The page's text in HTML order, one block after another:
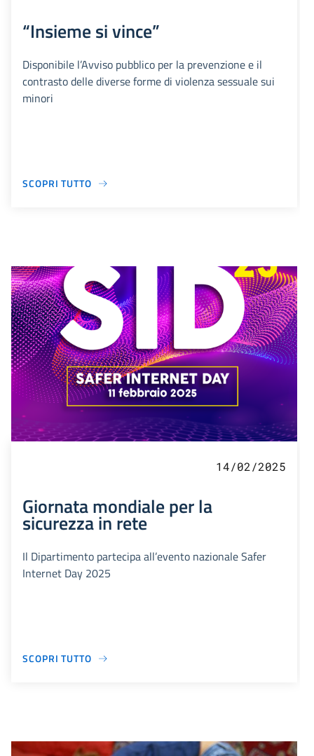
“Insieme si vince”
Disponibile l’Avviso pubblico per la prevenzione e il
contrasto delle diverse forme di violenza sessuale sui
minori
SCOPRI TUTTO
14/02/2025
Giornata mondiale per la
sicurezza in rete
Il Dipartimento partecipa all’evento nazionale Safer
Internet Day 2025
SCOPRI TUTTO